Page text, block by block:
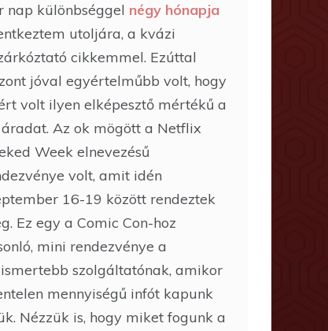
nap különbséggel négy hónapja
utoljára, a kvázi
cikkemmel. Ezúttal
jóval egyértelműbb volt, hogy
volt ilyen elképesztő mértékű a
Az ok mögött a Netflix
Week elnevezésű
volt, amit idén
16-19 között rendeztek
Ez egy a Comic Con-hoz
mini rendezvénye a
szolgáltatónak, amikor
mennyiségű infót kapunk
Nézzük is, hogy miket fogunk a